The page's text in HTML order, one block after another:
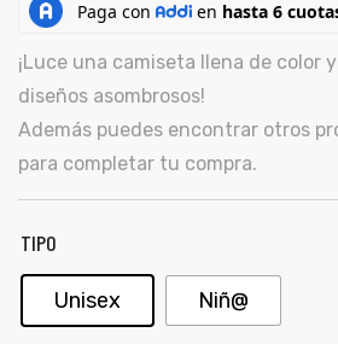
SIGUENOS EN REDES
¡Luce una camiseta llena de color
diseños asombrosos!
Además puedes encontrar otros
para completar tu compra.
TIPO
Unisex Niñ@